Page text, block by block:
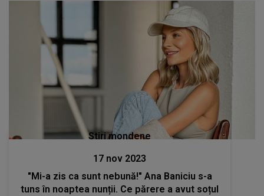
Stiri mondene
17 nov 2023
"Mi-a zis ca sunt nebună!" Ana Baniciu s-a
tuns în noaptea nunții. Ce părere a avut soțul